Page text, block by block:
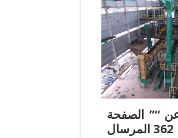
“” الصفحة
362 المرسال